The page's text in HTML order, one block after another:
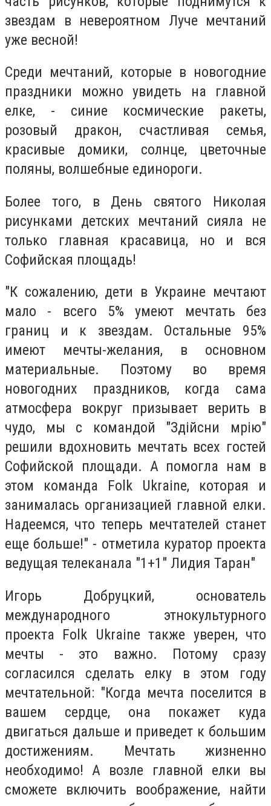
звездам в невероятном Луче мечтаний
уже весной!
Среди мечтаний, которые в новогодние
праздники можно увидеть на главной
елке, - синие космические ракеты,
розовый дракон, счастливая семья,
красивые домики, солнце, цветочные
поляны, волшебные единороги.
Более того, в День святого Николая
рисунками детских мечтаний сияла не
только главная красавица, но и вся
Софийская площадь!
"К сожалению, дети в Украине мечтают
мало - всего 5% умеют мечтать без
границ и к звездам. Остальные 95%
имеют мечты-желания, в основном
материальные. Поэтому во время
новогодних праздников, когда сама
атмосфера вокруг призывает верить в
чудо, мы с командой "Здійсни мрію"
решили вдохновить мечтать всех гостей
Софийской площади. А помогла нам в
этом команда Folk Ukraine, которая и
занималась организацией главной елки.
Надеемся, что теперь мечтателей станет
еще больше!" - отметила куратор проекта
ведущая телеканала "1+1" Лидия Таран"
Игорь Добруцкий, основатель
международного этнокультурного
проекта Folk Ukraine также уверен, что
мечты - это важно. Потому сразу
согласился сделать елку в этом году
мечтательной: "Когда мечта поселится в
вашем сердце, она ​​покажет куда
двигаться дальше и приведет к большим
достижениям. Мечтать жизненно
необходимо! А возле главной елки вы
сможете включить воображение, найти